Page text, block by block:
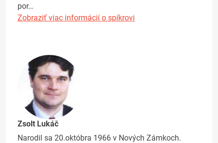
por…
Zobraziť viac informácií o spíkrovi
Zsolt Lukáč
Narodil sa 20.októbra 1966 v Nových Zámkoch.